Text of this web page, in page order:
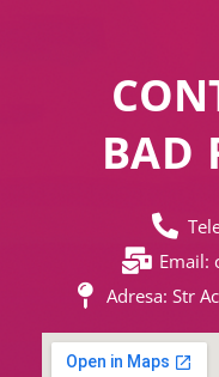
BAD
Email:
Adresa: Str